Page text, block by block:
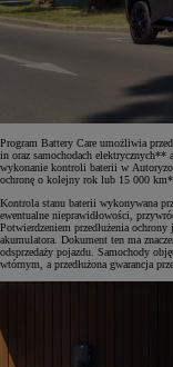
Program Battery Care umożliwia
in oraz samochodach
wykonanie kontroli baterii w
ochronę o kolejny rok lub 15 000 km*.
Kontrola stanu baterii wykonywana
ewentualne nieprawidłowości,
Potwierdzeniem przedłużenia
akumulatora. Dokument ten ma
odsprzedaży pojazdu. Samochody
wtórnym, a przedłużona gwarancja